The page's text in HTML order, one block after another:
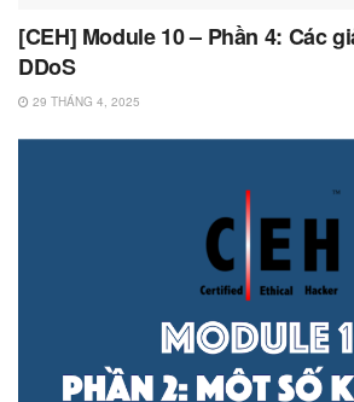
[CEH] Module 10 – Phần 4: Các
DDoS
29 THÁNG 4, 2025